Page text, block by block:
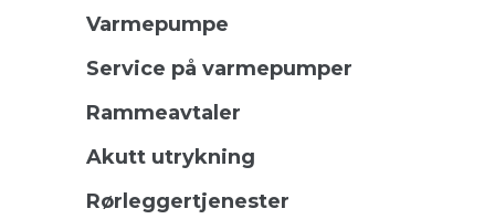
Varmepumpe
Service på varmepumper
Rammeavtaler
Akutt utrykning
Rørleggertjenester